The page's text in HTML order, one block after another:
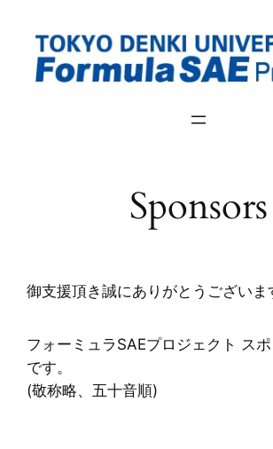
Sponsors
御支援頂き誠にありがとうございま
フォーミュラSAEプロジェクト ス
です。
(敬称略、五十音順)